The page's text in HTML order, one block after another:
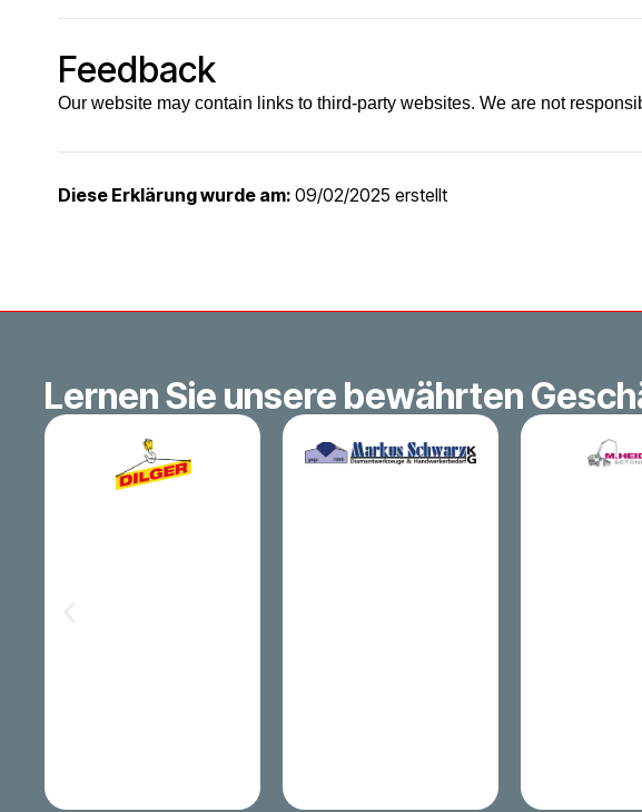
Feedback
Our website may contain links to third-party websites. We are not
Diese Erklärung wurde am: 09/02/2025 erstellt
Lernen Sie unsere bewährten